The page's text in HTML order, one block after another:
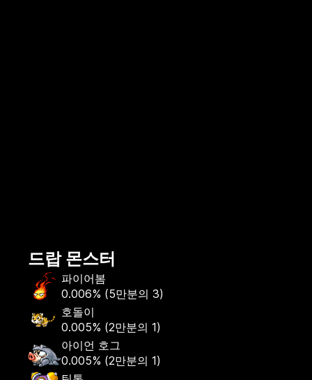
드랍 몬스터
파이어봄
0.006% (5만분의 3)
호돌이
0.005% (2만분의 1)
아이언 호그
0.005% (2만분의 1)